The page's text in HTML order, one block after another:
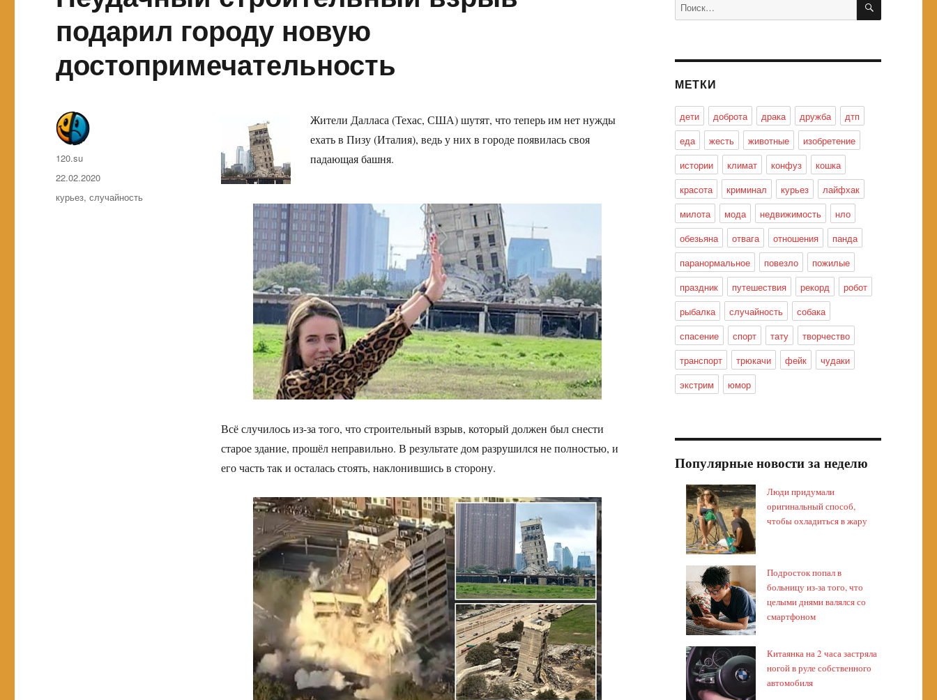
подарил городу новую
достопримечательность
Жители Далласа (Техас, США) шутят, что теперь им нет нужды
ехать в Пизу (Италия), ведь у них в городе появилась своя
падающая башня.
Всё случилось из-за того, что строительный взрыв, который должен был снести
старое здание, прошёл неправильно. В результате дом разрушился не полностью, и
его часть так и осталась стоять, наклонившись в сторону.
Автор
120.su
Опубликовано
22.02.2020
Метки
курьез,случайность
МЕТКИ
дети доброта драка дружба
дтп
еда
жесть животные
изобретение
истории
климат конфуз
кошка
красота
криминал курьез
лайфхак
милота
мода недвижимость
нло
обезьяна
отвага отношения
панда
паранормальное
повезло
пожилые
праздник
путешествия рекорд
робот
рыбалка
случайность
собака
спасение
спорт тату
творчество
транспорт
трюкачи фейк
чудаки
экстрим
юмор
Популярные новости за неделю
Люди придумали
оригинальный способ,
чтобы охладиться в жару
Подросток попал в
больницу из-за того, что
целыми днями валялся со
смартфоном
Китаянка на 2 часа застряла
ногой в руле собственного
автомобиля